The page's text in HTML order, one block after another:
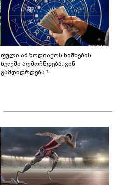
ფული ამ ზოდიაქოს ნიშნების
ხელში აღმოჩნდება: ვინ
გამდიდრდება?